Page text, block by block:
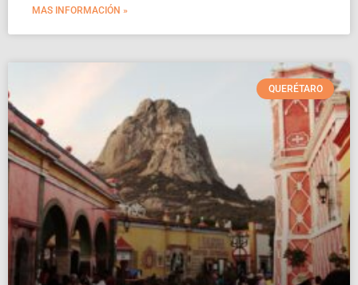
MAS INFORMACIÓN »
QUERÉTARO